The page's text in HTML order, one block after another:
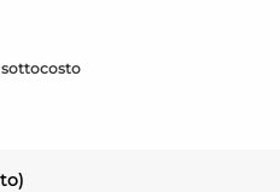
sottocosto